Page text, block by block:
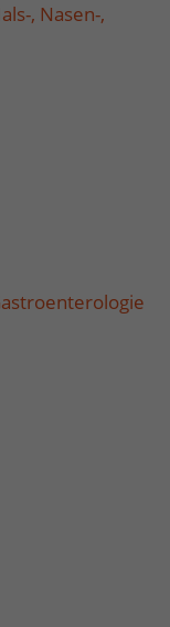
, Nasen-,